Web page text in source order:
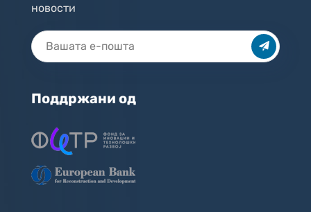
новости
Поддржани од